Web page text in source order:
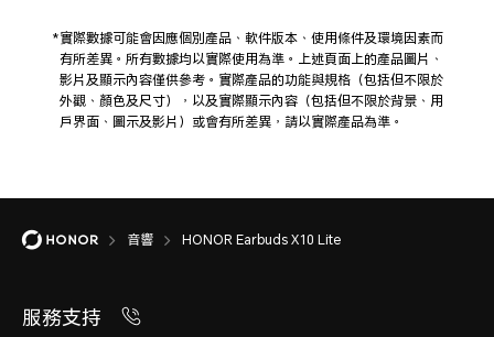
實際數據可能會因應個別產品、軟件版本、使用條件及環境因素而
有所差異。所有數據均以實際使用為準。上述頁面上的產品圖片、
影片及顯示內容僅供參考。實際產品的功能與規格（包括但不限於
外觀、顏色及尺寸），以及實際顯示內容（包括但不限於背景、用
戶界面、圖示及影片）或會有所差異，請以實際產品為準。
音響 HONOR Earbuds X10 Lite
服務支持